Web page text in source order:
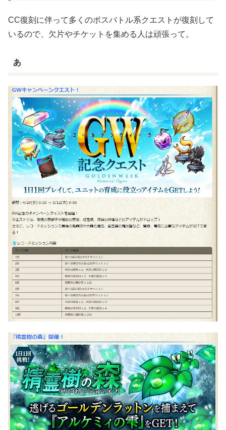
CC復刻に伴って多くのボスバトル系クエストが復刻して
いるので、欠片やチケットを集める人は頑張って。
あ